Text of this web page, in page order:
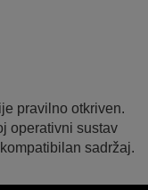
pravilno otkriven.
operativni sustav
sadržaj.